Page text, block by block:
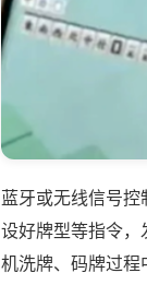
蓝牙或无线信号
设好牌型等指令
机洗牌、码牌过程